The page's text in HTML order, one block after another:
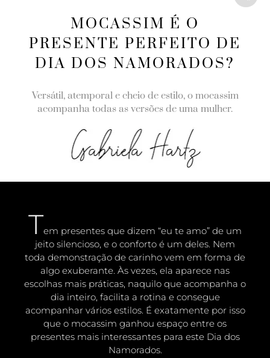
MOCASSIM É O
PRESENTE PERFEITO DE
DIA DOS NAMORADOS?
Versátil, atemporal e cheio de estilo, o mocassim
acompanha todas as versões de uma mulher.
Tem presentes que dizem “eu te amo” de um
jeito silencioso, e o conforto é um deles. Nem
toda demonstração de carinho vem em forma de
algo exuberante. Às vezes, ela aparece nas
escolhas mais práticas, naquilo que acompanha o
dia inteiro, facilita a rotina e consegue
acompanhar vários estilos. É exatamente por isso
que o mocassim ganhou espaço entre os
presentes mais interessantes para este Dia dos
Namorados.